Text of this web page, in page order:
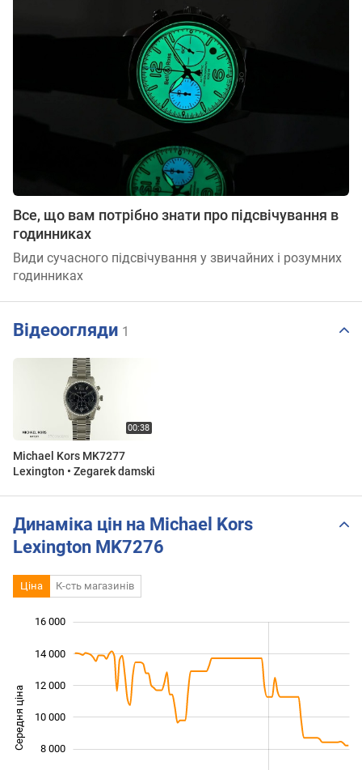
Все, що вам потрібно знати про підсвічування в
годинниках
Види сучасного підсвічування у звичайних і розумних
годинниках
Відеоогляди 1
Michael Kors MK7277
Lexington • Zegarek damski
Динаміка цін на Michael Kors
Lexington MK7276
Ціна К-сть магазинів
Середня ціна 10 000
8 000
10 000
12 000
14 000
16 000